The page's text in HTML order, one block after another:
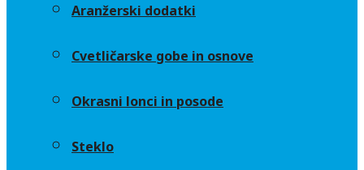
Aranžerski dodatki
Cvetličarske gobe in osnove
Okrasni lonci in posode
Steklo